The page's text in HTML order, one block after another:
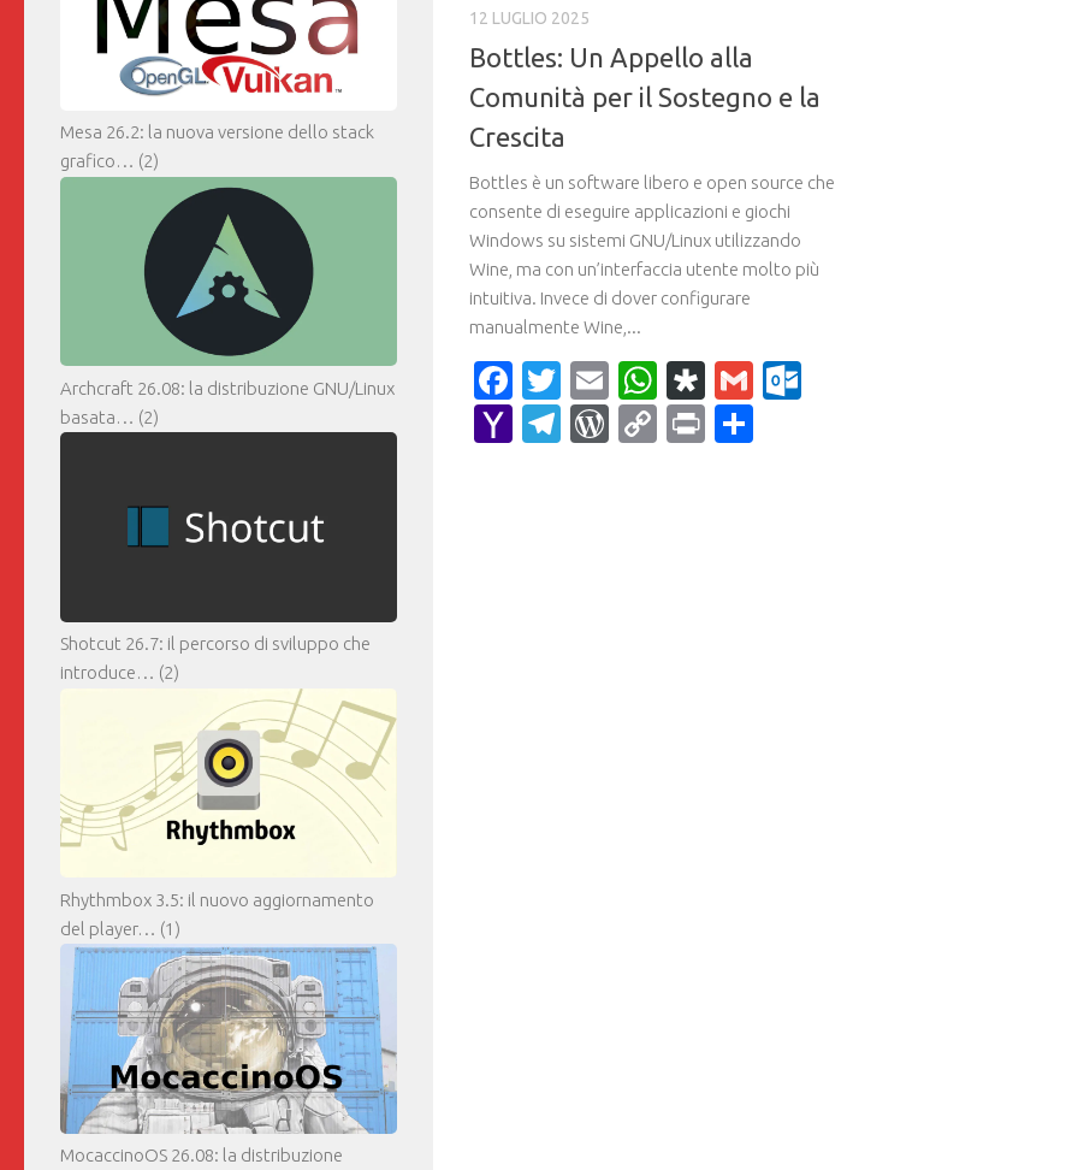
12 LUGLIO 2025
Bottles: Un Appello alla
Comunità per il Sostegno e la
Crescita
Bottles è un software libero e open source che
consente di eseguire applicazioni e giochi
Windows su sistemi GNU/Linux utilizzando
Wine, ma con un’interfaccia utente molto più
intuitiva. Invece di dover configurare
manualmente Wine,...
Facebook
Twitter
EmailWhatsApp
Diaspora
Gmail
YahooTelegram
WordPress
CopyPrint
Mesa 26.2: la nuova versione dello stack
grafico… (2)
Archcraft 26.08: la distribuzione GNU/Linux
basata… (2)
Shotcut 26.7: il percorso di sviluppo che
introduce… (2)
Rhythmbox 3.5: il nuovo aggiornamento
del player… (1)
MocaccinoOS 26.08: la distribuzione